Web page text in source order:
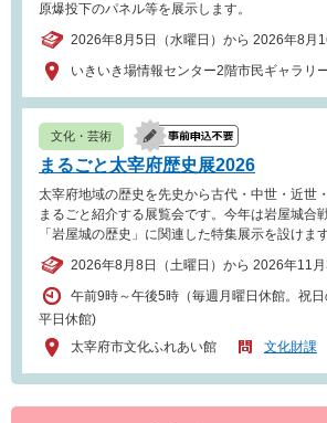
原爆投下のパネル等を展示します。
2026年8月5日（水曜日）から 2026年8月
いきいき場情報センター2階市民ギャラリ
文化・芸術
まるごと太宰府歴史展2026
太宰府地域の歴史を先史から古代・中世・近世
まるごと紹介する展覧会です。今年は岩屋城合
「岩屋城の歴史」に関連した特集展示を設けます
2026年8月8日（土曜日）から 2026年11月
午前9時～午後5時（毎週月曜日休館。祝
平日休館)
太宰府市文化ふれあい館
文化財課